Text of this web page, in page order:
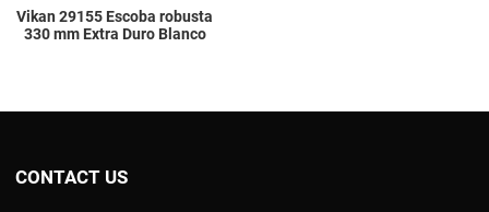
Vikan 29155 Escoba robusta
330 mm Extra Duro Blanco
CONTACT US